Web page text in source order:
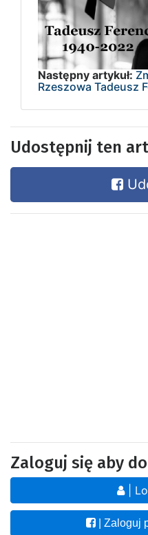
Następny artykuł:
Rzeszowa Tadeusz
Udostępnij ten
Zaloguj się aby
|
| Zaloguj